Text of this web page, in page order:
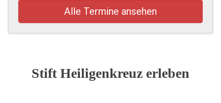
Alle Termine ansehen
Stift Heiligenkreuz erleben